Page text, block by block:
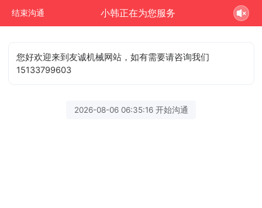
结束沟通 小韩正在为您服务
您好欢迎来到友诚机械网站，如有需要请咨询我们
15133799603
2026-08-06 06:35:16 开始沟通